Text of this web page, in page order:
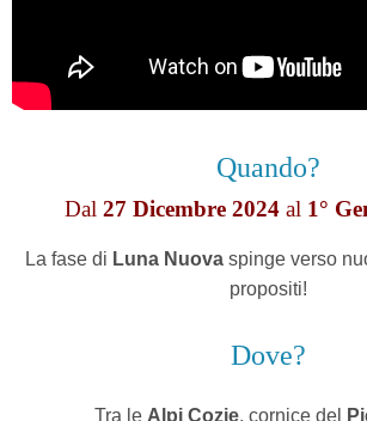
Quando?
Dal 27 Dicembre 2024al 1°
La fase di Luna Nuova spinge verso
propositi!
Dove?
Tra le Alpi Cozie, cornice del